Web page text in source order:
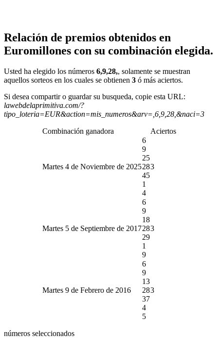
Relación de premios obtenidos en
Euromillones con su combinación elegida.
Usted ha elegido los números 6,9,28,, solamente se muestran
aquellos sorteos en los cuales se obtienen 3 ó más aciertos.
Si desea compartir o guardar su busqueda, copie esta URL:
lawebdelaprimitiva.com/?
tipo_loteria=EUR&action=mis_numeros&arv=,6,9,28,&naci=3
Combinación ganadora Aciertos
Martes 4 de Noviembre de 2025
6
9
25
28
45
1
4
3
Martes 5 de Septiembre de 2017
6
9
18
28
29
1
9
3
Martes 9 de Febrero de 2016
6
9
13
28
37
4
5
3
números seleccionados